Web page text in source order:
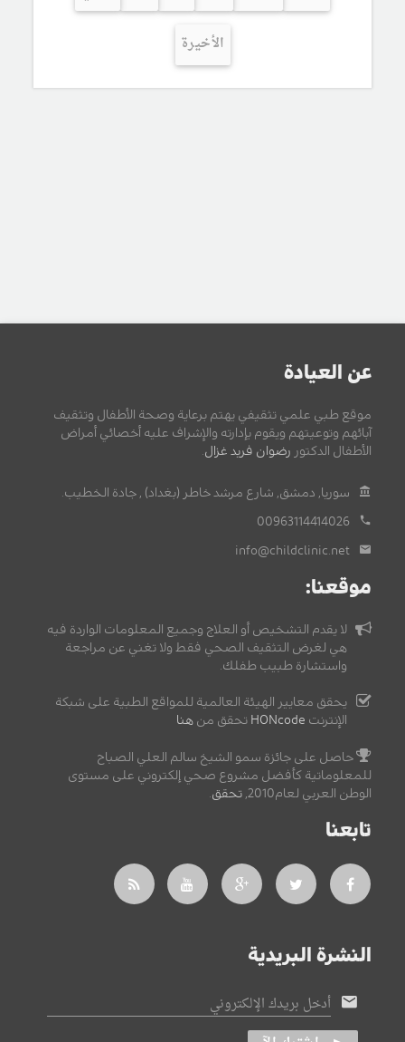
الأخيرة
عن العيادة
موقع طبي علمي تثقيفي يهتم برعاية وصحة الأطفال وتثقيف
آبائهم وتوعيتهم ويقوم بإدارته والإشراف عليه أخصائي أمراض
الأطفال الدكتور رضوان فريد غزال
سوريا, دمشق, شارع مرشد خاطر (بغداد) , جادة الخطيب.
00963114414026
info@childclinic.net
موقعنا:
لا يقدم التشخيص أو العلاج وجميع المعلومات الواردة فيه
هي لغرض التثقيف الصحي فقط ولا تغني عن مراجعة
واستشارة طبيب طفلك.
يحقق معايير الهيئة العالمية للمواقع الطبية على شبكة
الإنترنت HONcode تحقق من هنا
حاصل على جائزة سمو الشيخ سالم العلي الصباح
للمعلوماتية كأفضل مشروع صحي إلكتروني على مستوى
الوطن العربي لعام2010,
تحقق
تابعنا
النشرة البريدية
أدخل بريدك الإلكتروني